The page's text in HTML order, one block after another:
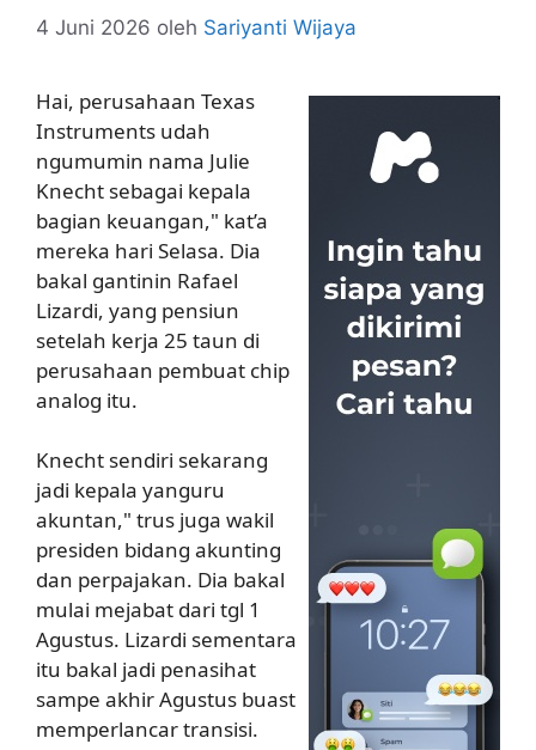
4 Juni 2026 oleh Sariyanti Wijaya
Hai, perusahaan Texas
Instruments udah
ngumumin nama Julie
Knecht sebagai kepala
bagian keuangan," kat’a
mereka hari Selasa. Dia
bakal gantinin Rafael
Lizardi, yang pensiun
setelah kerja 25 taun di
perusahaan pembuat chip
analog itu.
Knecht sendiri sekarang
jadi kepala yanguru
akuntan," trus juga wakil
presiden bidang akunting
dan perpajakan. Dia bakal
mulai mejabat dari tgl 1
Agustus. Lizardi sementara
itu bakal jadi penasihat
sampe akhir Agustus buast
memperlancar transisi.